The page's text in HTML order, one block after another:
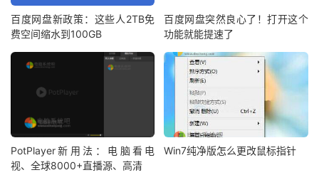
百度网盘新政策：这些人2TB免
费空间缩水到100GB
百度网盘突然良心了！打开这个
功能就能提速了
PotPlayer新用法：电脑看电
视、全球8000+直播源、高清
Win7纯净版怎么更改鼠标指针